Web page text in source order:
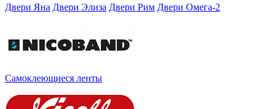
Двери Яна Двери Элиза Двери Рим Двери Омега-2
Самоклеющиеся ленты